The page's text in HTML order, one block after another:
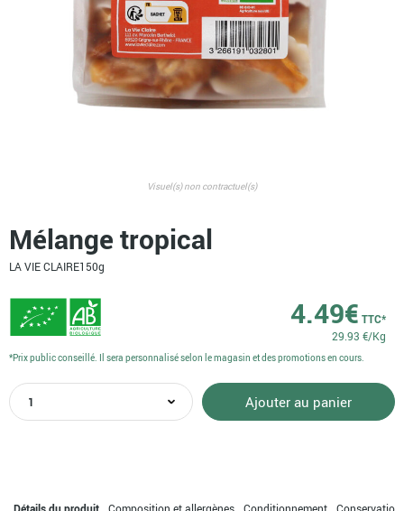
Visuel(s) non contractuel(s)
Mélange tropical
LA VIE CLAIRE150g
4.49€ TTC*
29.93 €/Kg
quantité
de
Ajouter au panier
*Prix public conseillé. Il sera personnalisé selon le magasin et des promotions en cours.
Détails du produit Composition et allergènes Conditionnement Conservation